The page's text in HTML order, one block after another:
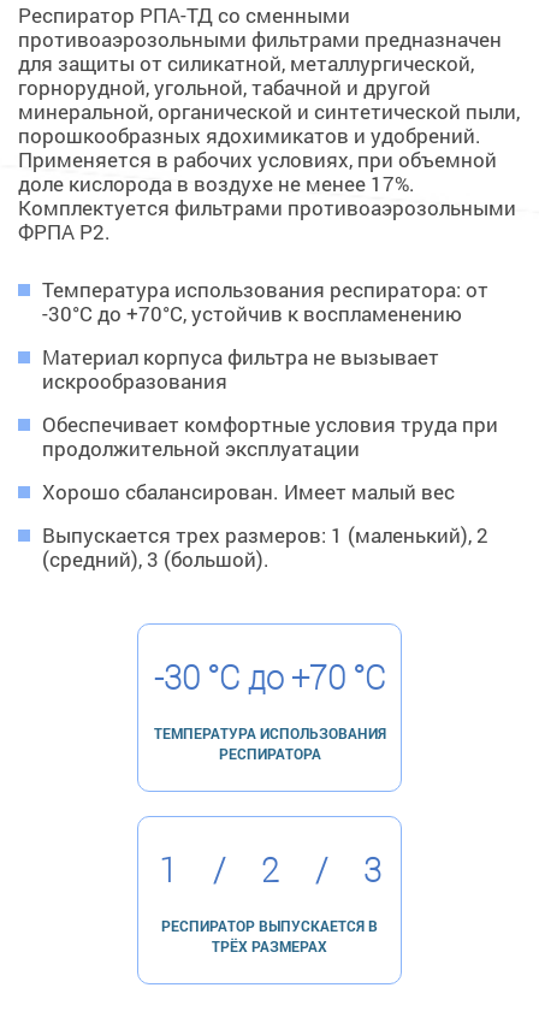
Респиратор РПА-ТД со сменными
противоаэрозольными фильтрами предназначен
для защиты от силикатной, металлургической,
горнорудной, угольной, табачной и другой
минеральной, органической и синтетической пыли,
порошкообразных ядохимикатов и удобрений.
Применяется в рабочих условиях, при объемной
доле кислорода в воздухе не менее 17%.
Комплектуется фильтрами противоаэрозольными
ФРПА Р2.
Температура использования респиратора: от
-30°С до +70°С, устойчив к воспламенению
Материал корпуса фильтра не вызывает
искрообразования
Обеспечивает комфортные условия труда при
продолжительной эксплуатации
Хорошо сбалансирован. Имеет малый вес
Выпускается трех размеров: 1 (маленький), 2
(средний), 3 (большой).
-30 °C до +70 °C
ТЕМПЕРАТУРА ИСПОЛЬЗОВАНИЯ
РЕСПИРАТОРА
1 / 2 / 3
РЕСПИРАТОР ВЫПУСКАЕТСЯ В
ТРЁХ РАЗМЕРАХ